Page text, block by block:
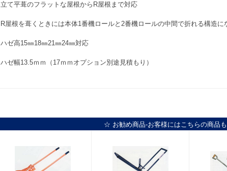
立て平葺のフラットな屋根からR屋根まで対応
R屋根を葺くときには本体1番機ロールと2番機ロールの中間で折れる構造に
ハゼ高15㎜18㎜21㎜24㎜対応
ハゼ幅13.5ｍｍ（17ｍｍオプション別途見積もり）
☆ お勧め商品-お客様にはこちらの商品